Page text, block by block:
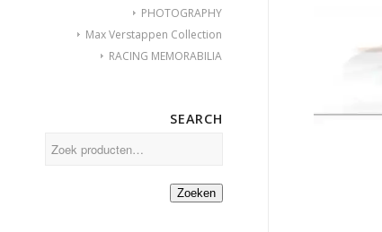
PHOTOGRAPHY
Max Verstappen Collection
RACING MEMORABILIA
SEARCH
Zoeken